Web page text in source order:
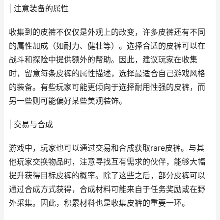
| 注意装备的属性
收集到的皮裤不仅仅是外观上的改变，许多皮裤还有不同
的属性加成（如耐力、健壮等）。选择合适的皮裤可以在
战斗和探险中提供额外的帮助。因此，建议玩家在收集
时，留意每条皮裤的属性描述，选择最适合自己游戏风格
的装备。有些玩家可能更倾向于选择耐用性强的皮裤，而
另一些则可能偏好某些美观装饰。
| 交易与合成
游戏中，玩家也可以通过交易和合成获取rare皮裤。与其
他玩家交换物品时，注意寻找互有需求的伙伴，能够大幅
提升获得目标皮裤的概率。除了这些之后，部分皮裤可以
通过合成方式获得，合成材料可能来自于任务奖励或在野
外采集。因此，积累材料也是收集皮裤的重要一环。